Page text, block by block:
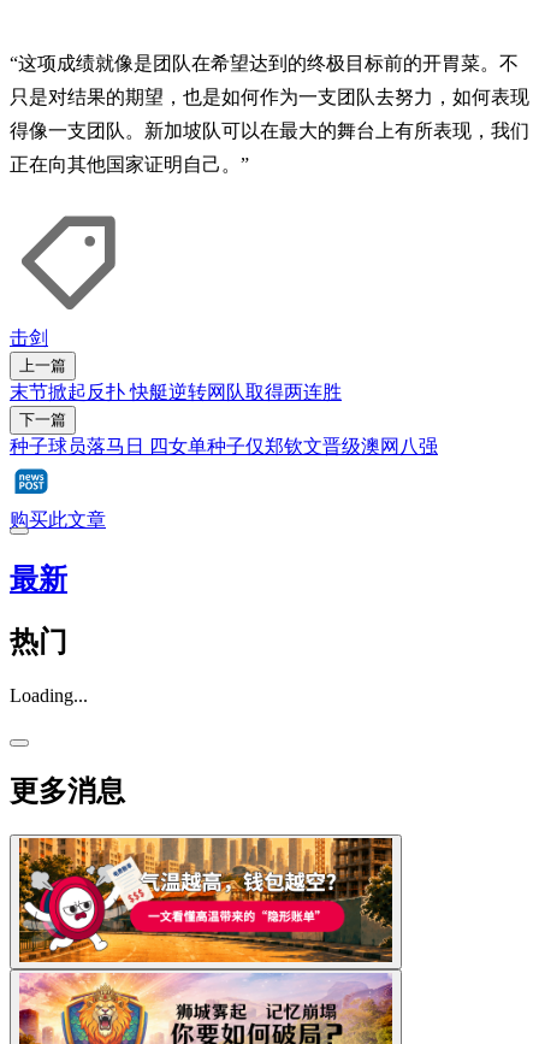
“这项成绩就像是团队在希望达到的终极目标前的开胃菜。不
只是对结果的期望，也是如何作为一支团队去努力，如何表现
得像一支团队。新加坡队可以在最大的舞台上有所表现，我们
正在向其他国家证明自己。”
击剑
上一篇
末节掀起反扑 快艇逆转网队取得两连胜
下一篇
种子球员落马日 四女单种子仅郑钦文晋级澳网八强
购买此文章
最新
热门
Loading...
更多消息